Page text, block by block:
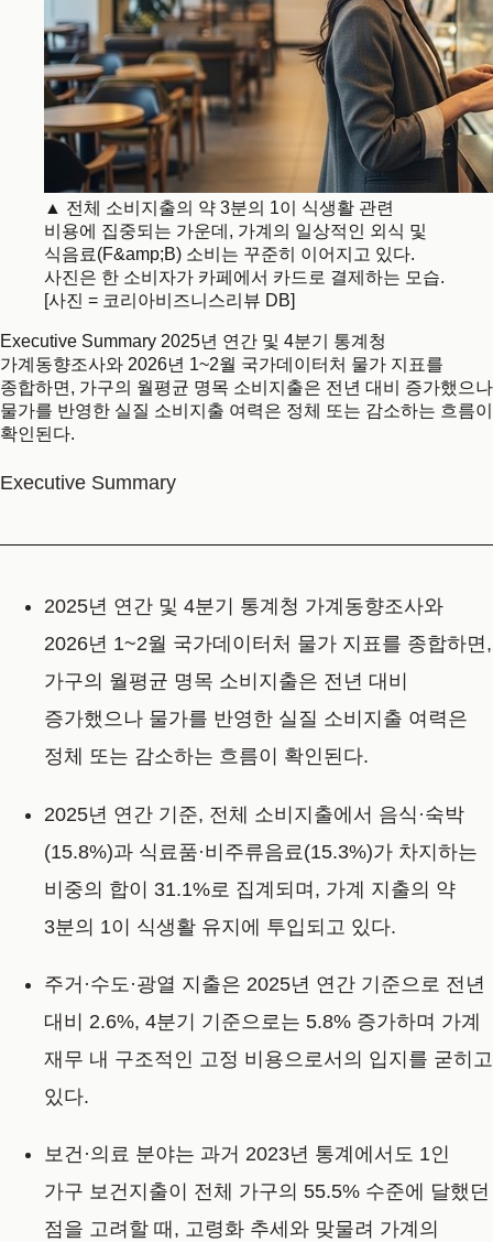
▲ 전체 소비지출의 약 3분의 1이 식생활 관련
비용에 집중되는 가운데, 가계의 일상적인 외식 및
식음료(F&amp;B) 소비는 꾸준히 이어지고 있다.
사진은 한 소비자가 카페에서 카드로 결제하는 모습.
[사진 = 코리아비즈니스리뷰 DB]
Executive Summary 2025년 연간 및 4분기 통계청
가계동향조사와 2026년 1~2월 국가데이터처 물가 지표를
종합하면, 가구의 월평균 명목 소비지출은 전년 대비 증가했으나
물가를 반영한 실질 소비지출 여력은 정체 또는 감소하는 흐름이
확인된다.
Executive Summary
2025년 연간 및 4분기 통계청 가계동향조사와
2026년 1~2월 국가데이터처 물가 지표를 종합하면,
가구의 월평균 명목 소비지출은 전년 대비
증가했으나 물가를 반영한 실질 소비지출 여력은
정체 또는 감소하는 흐름이 확인된다.
2025년 연간 기준, 전체 소비지출에서 음식·숙박
(15.8%)과 식료품·비주류음료(15.3%)가 차지하는
비중의 합이 31.1%로 집계되며, 가계 지출의 약
3분의 1이 식생활 유지에 투입되고 있다.
주거·수도·광열 지출은 2025년 연간 기준으로 전년
대비 2.6%, 4분기 기준으로는 5.8% 증가하며 가계
재무 내 구조적인 고정 비용으로서의 입지를 굳히고
있다.
보건·의료 분야는 과거 2023년 통계에서도 1인
가구 보건지출이 전체 가구의 55.5% 수준에 달했던
점을 고려할 때, 고령화 추세와 맞물려 가계의